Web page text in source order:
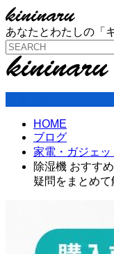
あなたとわたしの「
HOME
ブログ
家電・ガジェッ
除湿機 おすす
疑問をまとめて